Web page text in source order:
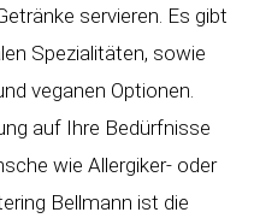
servieren. Es gibt
Spezialitäten, sowie
veganen Optionen.
auf Ihre Bedürfnisse
wie Allergiker- oder
Bellmann ist die